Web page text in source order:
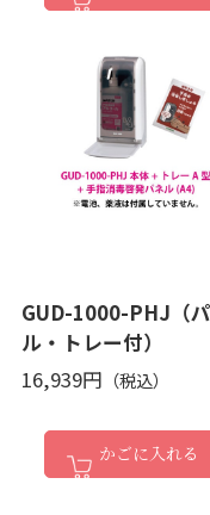
GUD-1000-PHJ（
ル・トレー付）
16,939円
かごに入れる